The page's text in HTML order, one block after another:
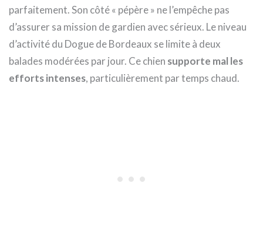
parfaitement. Son côté « pépère » ne l’empêche pas
d’assurer sa mission de gardien avec sérieux. Le niveau
d’activité du Dogue de Bordeaux se limite à deux
balades modérées par jour. Ce chien supporte mal les
efforts intenses, particulièrement par temps chaud.